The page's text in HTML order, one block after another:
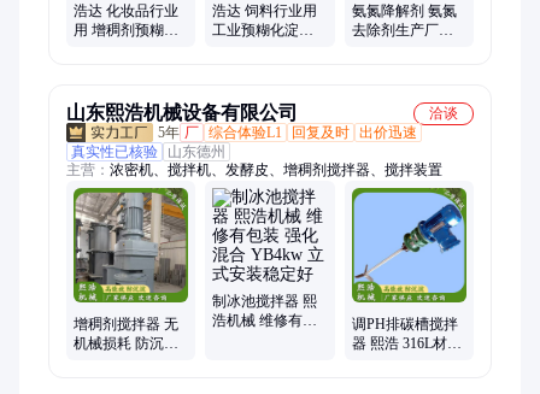
浩达 化妆品行业
用 增稠剂预糊化
浩达 饲料行业用
工业预糊化淀粉
氨氮降解剂 氨氮
去除剂生产厂家
山东熙浩机械设备有限公司
洽谈
5年 厂 综合体验L1 回复及时 出价迅速
真实性已核验
山东德州
主营： 浓密机、搅拌机、发酵皮、增稠剂搅拌器、搅拌装置
增稠剂搅拌器 无
机械损耗 防沉淀
制冰池搅拌器 熙
浩机械 维修有包
调PH排碳槽搅拌
器 熙浩 316L材质